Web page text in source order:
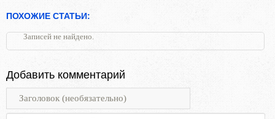
ПОХОЖИЕ СТАТЬИ:
Записей не найдено.
Добавить комментарий